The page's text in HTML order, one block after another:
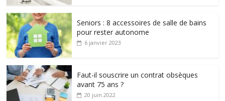
Seniors : 8 accessoires de salle de bains
pour rester autonome
6 janvier 2023
Faut-il souscrire un contrat obsèques
avant 75 ans ?
20 juin 2022